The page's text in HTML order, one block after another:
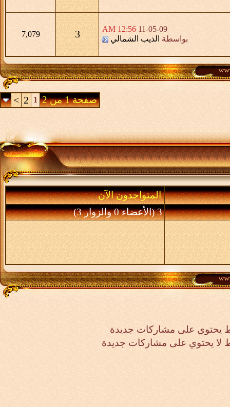
11-05-09
12:56 AM
بواسطة الذيب الشمالي 3
7,079
صفحة 1 من 2 1
2
>
المتواجدون الآن
3 (الأعضاء 0 والزوار 3)
يحتوي على مشاركات جديدة
يحتوي على مشاركات جديدة